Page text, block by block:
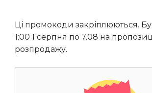
Ці промокоди закріплюються.
1:00 1 серпня по 7.08 на
розпродажу.